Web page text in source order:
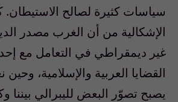
سياسات كثيرة لصالح الاستيطان.
الإشكالية من أن الغرب مصدر
غير ديمقراطي في التعامل مع
القضايا العربية والإسلامية،
يصبح تصوّر البعض لليبرالي بيننا